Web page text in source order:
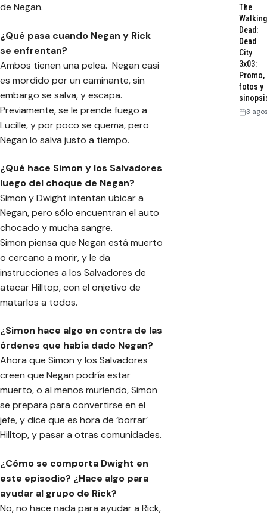
de Negan.
¿Qué pasa cuando Negan y Rick
se enfrentan?
Ambos tienen una pelea. Negan casi
es mordido por un caminante, sin
embargo se salva, y escapa.
Previamente, se le prende fuego a
Lucille, y por poco se quema, pero
Negan lo salva justo a tiempo.
¿Qué hace Simon y los Salvadores
luego del choque de Negan?
Simon y Dwight intentan ubicar a
Negan, pero sólo encuentran el auto
chocado y mucha sangre.
Simon piensa que Negan está muerto
o cercano a morir, y le da
instrucciones a los Salvadores de
atacar Hilltop, con el onjetivo de
matarlos a todos.
¿Simon hace algo en contra de las
órdenes que había dado Negan?
Ahora que Simon y los Salvadores
creen que Negan podría estar
muerto, o al menos muriendo, Simon
se prepara para convertirse en el
jefe, y dice que es hora de ‘borrar’
Hilltop, y pasar a otras comunidades.
¿Cómo se comporta Dwight en
este episodio? ¿Hace algo para
ayudar al grupo de Rick?
No, no hace nada para ayudar a Rick,
The
Walking
Dead:
Dead
City
3x03:
Promo,
fotos y
3